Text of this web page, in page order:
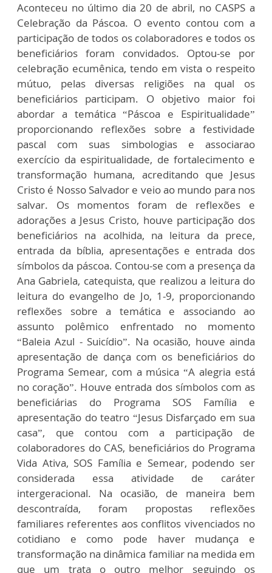
Aconteceu no último dia 20 de abril, no CASPS a
Celebração da Páscoa. O evento contou com a
participação de todos os colaboradores e todos os
beneficiários foram convidados. Optou-se por
celebração ecumênica, tendo em vista o respeito
mútuo, pelas diversas religiões na qual os
beneficiários participam. O objetivo maior foi
abordar a temática “Páscoa e Espiritualidade”
proporcionando reflexões sobre a festividade
pascal com suas simbologias e associarao
exercício da espiritualidade, de fortalecimento e
transformação humana, acreditando que Jesus
Cristo é Nosso Salvador e veio ao mundo para nos
salvar. Os momentos foram de reflexões e
adorações a Jesus Cristo, houve participação dos
beneficiários na acolhida, na leitura da prece,
entrada da bíblia, apresentações e entrada dos
símbolos da páscoa. Contou-se com a presença da
Ana Gabriela, catequista, que realizou a leitura do
leitura do evangelho de Jo, 1-9, proporcionando
reflexões sobre a temática e associando ao
assunto polêmico enfrentado no momento
“Baleia Azul - Suicídio”. Na ocasião, houve ainda
apresentação de dança com os beneficiários do
Programa Semear, com a música “A alegria está
no coração”. Houve entrada dos símbolos com as
beneficiárias do Programa SOS Família e
apresentação do teatro “Jesus Disfarçado em sua
casa”, que contou com a participação de
colaboradores do CAS, beneficiários do Programa
Vida Ativa, SOS Família e Semear, podendo ser
considerada essa atividade de caráter
intergeracional. Na ocasião, de maneira bem
descontraída, foram propostas reflexões
familiares referentes aos conflitos vivenciados no
cotidiano e como pode haver mudança e
transformação na dinâmica familiar na medida em
que um trata o outro melhor seguindo os